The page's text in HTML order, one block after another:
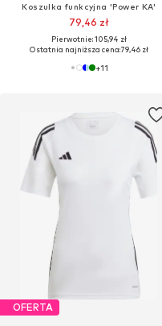
Koszulka funkcyjna 'Power KA'
79,46 zł
Pierwotnie: 105,94 zł
Ostatnia najniższa cena:79,46 zł
+11
OFERTA